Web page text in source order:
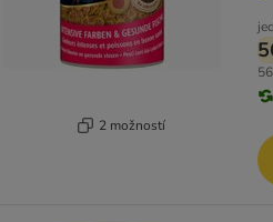
2 možností